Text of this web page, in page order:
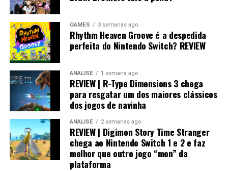
GAMES 3 semanas ago
Rhythm Heaven Groove é a despedida
perfeita do Nintendo Switch? REVIEW
ANÁLISE 1 semana ago
REVIEW | R-Type Dimensions 3 chega
para resgatar um dos maiores clássicos
dos jogos de navinha
ANÁLISE 2 semanas ago
REVIEW | Digimon Story Time Stranger
chega ao Nintendo Switch 1 e 2 e faz
melhor que outro jogo “mon” da
plataforma